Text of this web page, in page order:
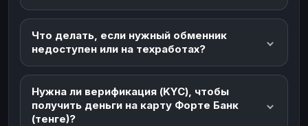
Что делать, если нужный обменник
недоступен или на техработах?
Нужна ли верификация (KYC), чтобы
получить деньги на карту Форте Банк
(тенге)?